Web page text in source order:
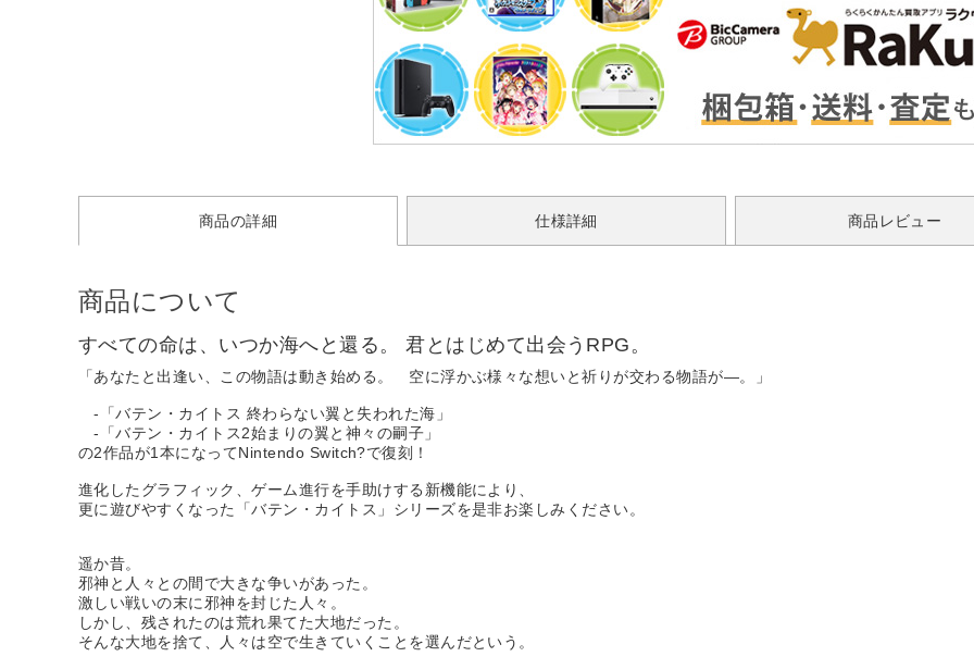
商品の詳細 仕様詳細 商品レビュー
商品について
すべての命は、いつか海へと還る。 君とはじめて出会うRPG。
「あなたと出逢い、この物語は動き始める。 空に浮かぶ様々な想いと祈りが交わる物語が―。」
-「バテン・カイトス 終わらない翼と失われた海」
-「バテン・カイトス2始まりの翼と神々の嗣子」
の2作品が1本になってNintendo Switch?で復刻！
進化したグラフィック、ゲーム進行を手助けする新機能により、
更に遊びやすくなった「バテン・カイトス」シリーズを是非お楽しみください。
遥か昔。
邪神と人々との間で大きな争いがあった。
激しい戦いの末に邪神を封じた人々。
しかし、残されたのは荒れ果てた大地だった。
そんな大地を捨て、人々は空で生きていくことを選んだという。